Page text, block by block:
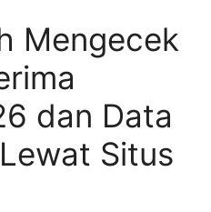
Mengecek
dan Data
Situs